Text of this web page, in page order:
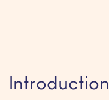
Introduction